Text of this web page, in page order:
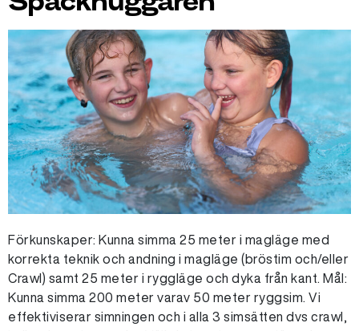
Förkunskaper: Kunna simma 25 meter i magläge med
korrekta teknik och andning i magläge (bröstim och/eller
Crawl) samt 25 meter i ryggläge och dyka från kant. Mål:
Kunna simma 200 meter varav 50 meter ryggsim. Vi
effektiviserar simningen och i alla 3 simsätten dvs crawl,